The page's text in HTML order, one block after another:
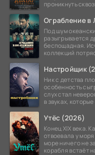
проникнуть
Ограбление
Под шум
разыгрывается
беспощадная.
коллекций
Настройщик
Ник с детства
особенность
слух стал
в звуках,
Утёс (2026)
Конец XIX века.
отвоевала у
море ничего не
корабля встаёт